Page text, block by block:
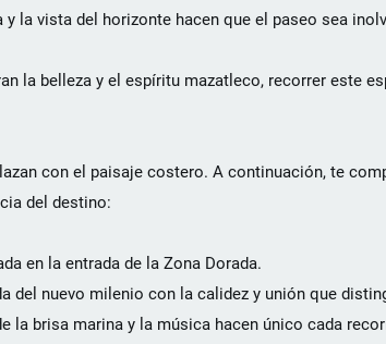
la vista del horizonte hacen que el paseo sea
la belleza y el espíritu mazatleco, recorrer este
con el paisaje costero. A continuación, te
del destino:
en la entrada de la Zona Dorada.
del nuevo milenio con la calidez y unión que
la brisa marina y la música hacen único cada